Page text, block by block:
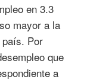
en 3.3
mayor a la
Por
que
a